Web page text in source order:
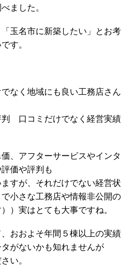
ました。
「玉名市に新築したい」とお考
す。
なく地域にも良い工務店さん
口コミだけでなく経営実績
、アフターサービスやインタ
価や評判も
すが、それだけでない経営状
小さな工務店や情報非公開の
）実はとても大事ですね。
おおよそ年間５棟以上の実績
がないかも知れませんが
い。